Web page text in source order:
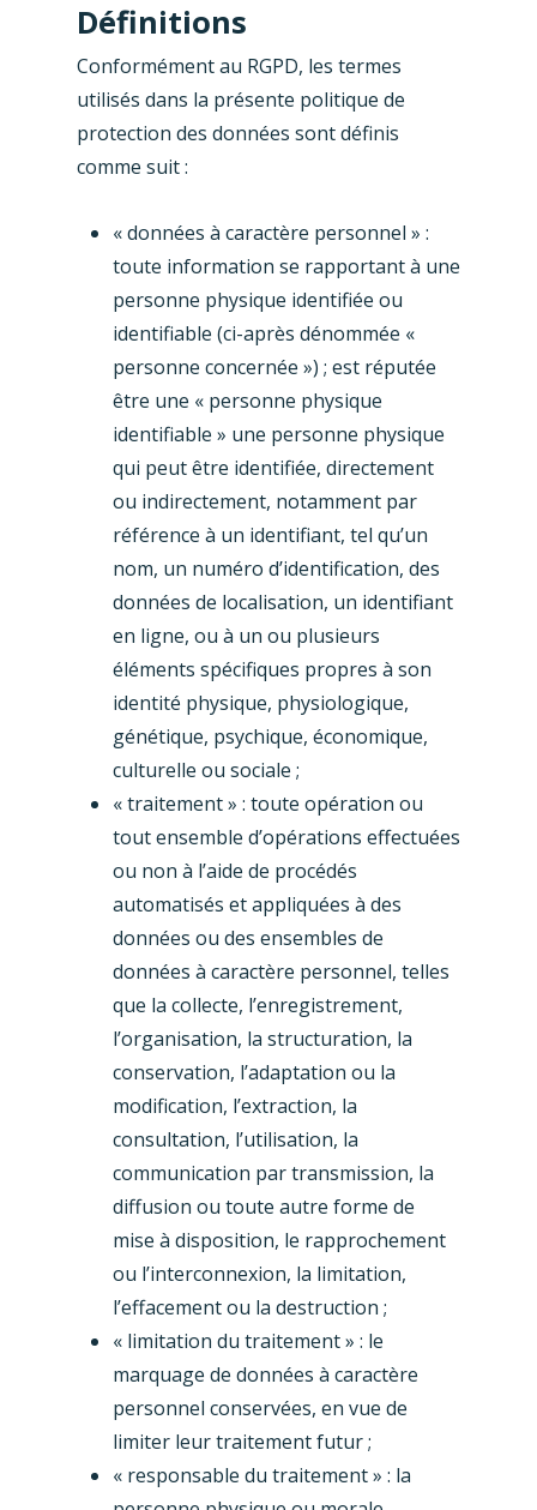
Définitions
Conformément au RGPD, les termes
utilisés dans la présente politique de
protection des données sont définis
comme suit :
« données à caractère personnel » :
toute information se rapportant à une
personne physique identifiée ou
identifiable (ci-après dénommée «
personne concernée ») ; est réputée
être une « personne physique
identifiable » une personne physique
qui peut être identifiée, directement
ou indirectement, notamment par
référence à un identifiant, tel qu’un
nom, un numéro d’identification, des
données de localisation, un identifiant
en ligne, ou à un ou plusieurs
éléments spécifiques propres à son
identité physique, physiologique,
génétique, psychique, économique,
culturelle ou sociale ;
« traitement » : toute opération ou
tout ensemble d’opérations effectuées
ou non à l’aide de procédés
automatisés et appliquées à des
données ou des ensembles de
données à caractère personnel, telles
que la collecte, l’enregistrement,
l’organisation, la structuration, la
conservation, l’adaptation ou la
modification, l’extraction, la
consultation, l’utilisation, la
communication par transmission, la
diffusion ou toute autre forme de
mise à disposition, le rapprochement
ou l’interconnexion, la limitation,
l’effacement ou la destruction ;
« limitation du traitement » : le
marquage de données à caractère
personnel conservées, en vue de
limiter leur traitement futur ;
« responsable du traitement » : la